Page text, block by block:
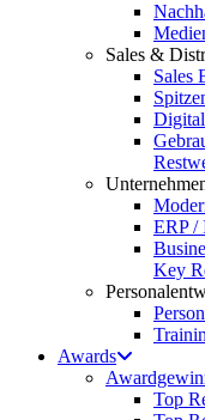
Sales &
Sales
ERP /
Key
Awards
Top